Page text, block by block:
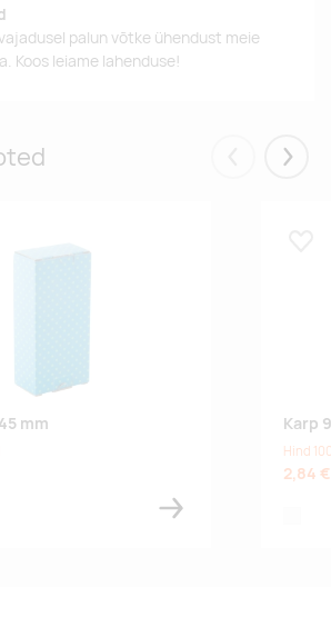
palun võtke ühendust meie
Koos leiame lahenduse!
Eelmised
mm Karp
Hind
2,84 €